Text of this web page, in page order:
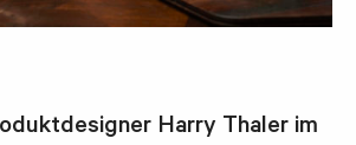
Harry Thaler im